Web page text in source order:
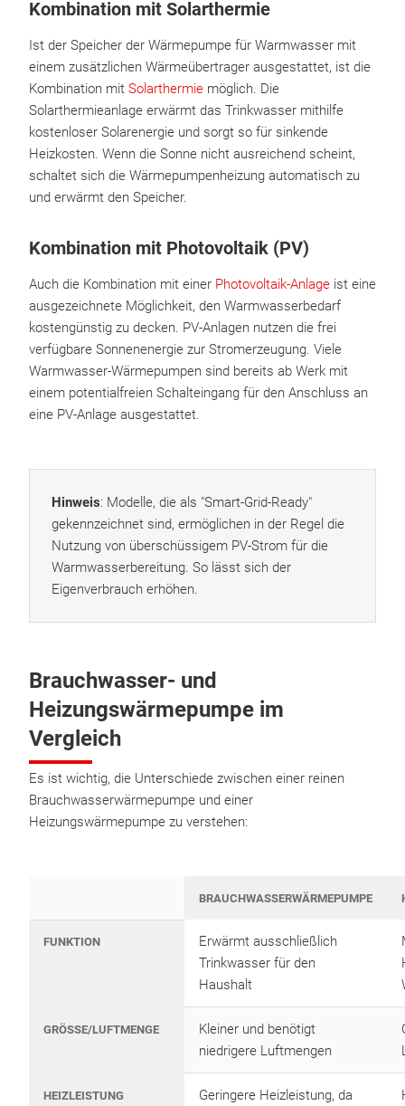
Kombination mit Solarthermie
Ist der Speicher der Wärmepumpe für Warmwasser mit
einem zusätzlichen Wärmeübertrager ausgestattet, ist die
Kombination mit Solarthermie möglich. Die
Solarthermieanlage erwärmt das Trinkwasser mithilfe
kostenloser Solarenergie und sorgt so für sinkende
Heizkosten. Wenn die Sonne nicht ausreichend scheint,
schaltet sich die Wärmepumpenheizung automatisch zu
und erwärmt den Speicher.
Kombination mit Photovoltaik (PV)
Auch die Kombination mit einer Photovoltaik-Anlage ist eine
ausgezeichnete Möglichkeit, den Warmwasserbedarf
kostengünstig zu decken. PV-Anlagen nutzen die frei
verfügbare Sonnenenergie zur Stromerzeugung. Viele
Warmwasser-Wärmepumpen sind bereits ab Werk mit
einem potentialfreien Schalteingang für den Anschluss an
eine PV-Anlage ausgestattet.
Hinweis: Modelle, die als "Smart-Grid-Ready"
gekennzeichnet sind, ermöglichen in der Regel die
Nutzung von überschüssigem PV-Strom für die
Warmwasserbereitung. So lässt sich der
Eigenverbrauch erhöhen.
Brauchwasser- und
Heizungswärmepumpe im
Vergleich
Es ist wichtig, die Unterschiede zwischen einer reinen
Brauchwasserwärmepumpe und einer
Heizungswärmepumpe zu verstehen:
BRAUCHWASSERWÄRMEPUMPE
FUNKTION
Erwärmt ausschließlich
Trinkwasser für den
Haushalt
GRÖSSE/LUFTMENGE
Kleiner und benötigt
niedrigere Luftmengen
HEIZLEISTUNG
Geringere Heizleistung, da